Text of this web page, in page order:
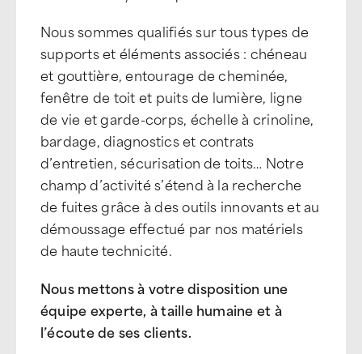
Nous sommes qualifiés sur tous types de
supports et éléments associés : chéneau
et gouttière, entourage de cheminée,
fenêtre de toit et puits de lumière, ligne
de vie et garde-corps, échelle à crinoline,
bardage, diagnostics et contrats
d’entretien, sécurisation de toits… Notre
champ d’activité s’étend à la recherche
de fuites grâce à des outils innovants et au
démoussage effectué par nos matériels
de haute technicité.
Nous mettons à votre disposition une
équipe experte, à taille humaine et à
l’écoute de ses clients.